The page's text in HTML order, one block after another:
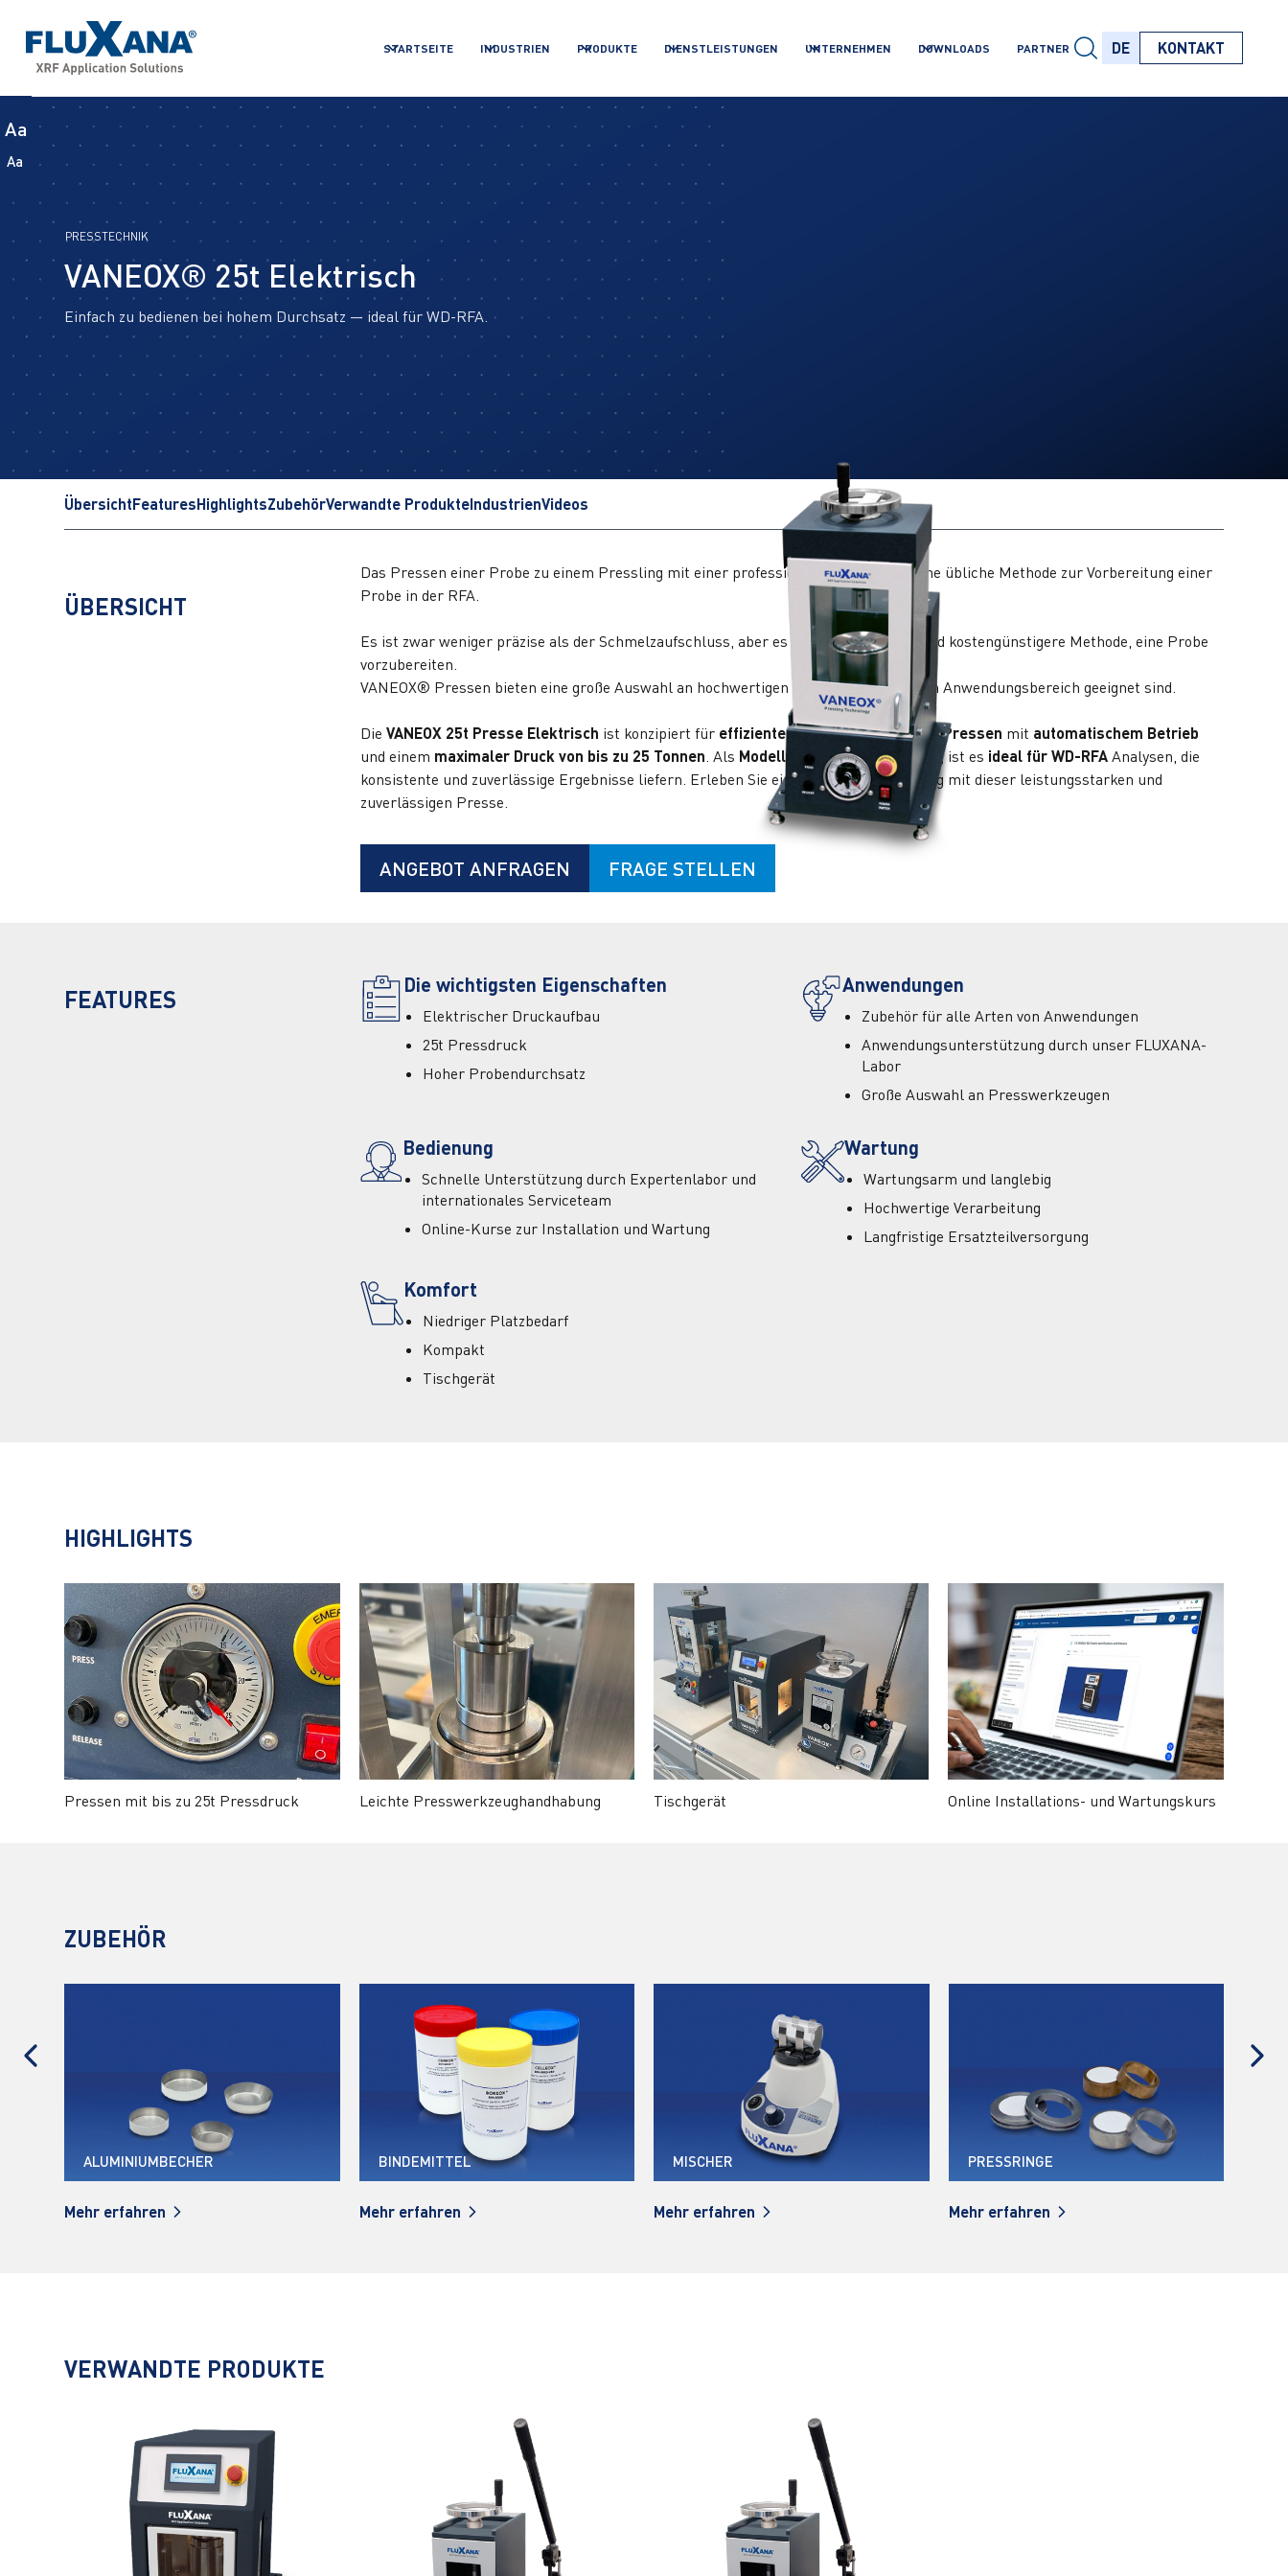
STARTSEITE INDUSTRIEN PRODUKTE DIENSTLEISTUNGEN UNTERNEHMEN DOWNLOADS PARTNER
DE
DE
KONTAKT
Aa
Aa
PRESSTECHNIK
VANEOX® 25t Elektrisch
Einfach zu bedienen bei hohem Durchsatz — ideal für WD-RFA.
ÜbersichtFeaturesHighlightsZubehörVerwandte ProdukteIndustrienVideos
ÜBERSICHT
Das Pressen einer Probe zu einem Pressling mit einer professionellen Presse ist eine übliche Methode zur Vorbereitung einer
Probe in der RFA.
Es ist zwar weniger präzise als der Schmelzaufschluss, aber es ist eine schnellere und kostengünstigere Methode, eine Probe
vorzubereiten.
VANEOX® Pressen bieten eine große Auswahl an hochwertigen Pressen, die für jeden Anwendungsbereich geeignet sind.
Die VANEOX 25t Presse Elektrisch ist konzipiert für effizientes und wiederholbares Pressen mit automatischem Betrieb
und einem maximaler Druck von bis zu 25 Tonnen. Als Modell mit hohem Durchsatz , ist es ideal für WD-RFAAnalysen, die
konsistente und zuverlässige Ergebnisse liefern. Erleben Sie eine mühelose Bedienung mit dieser leistungsstarken und
zuverlässigen Presse.
ANGEBOT ANFRAGEN FRAGE STELLEN
FEATURES
Die wichtigsten Eigenschaften
Elektrischer Druckaufbau
25t Pressdruck
Hoher Probendurchsatz
Anwendungen
Zubehör für alle Arten von Anwendungen
Anwendungsunterstützung durch unser FLUXANA-
Labor
Große Auswahl an Presswerkzeugen
Bedienung
Schnelle Unterstützung durch Expertenlabor und
internationales Serviceteam
Online-Kurse zur Installation und Wartung
Wartung
Wartungsarm und langlebig
Hochwertige Verarbeitung
Langfristige Ersatzteilversorgung
Komfort
Niedriger Platzbedarf
Kompakt
Tischgerät
HIGHLIGHTS
Pressen mit bis zu 25t Pressdruck Leichte Presswerkzeughandhabung Tischgerät Online Installations- und Wartungskurs
ZUBEHÖR
BINDEMITTEL
Mehr erfahren
MISCHER
Mehr erfahren
PRESSRINGE
Mehr erfahren
PRESSWERKZEUGE
Mehr erfahren
VERWANDTE PRODUKTE